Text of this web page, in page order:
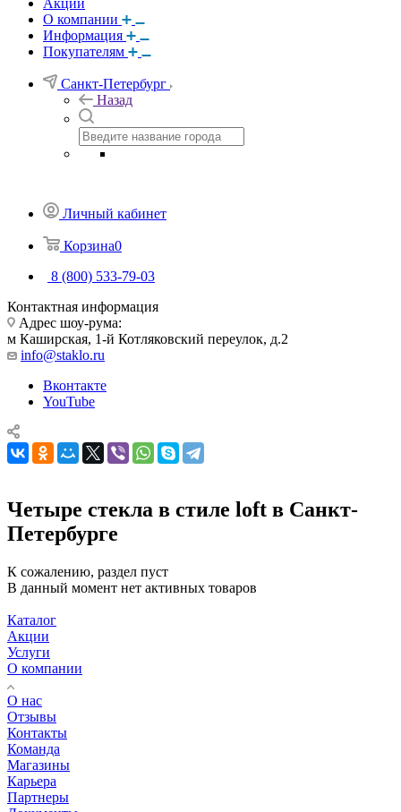
Акции
О компании
Информация
Покупателям
Санкт-Петербург
Назад
Личный кабинет
Корзина0
8 (800) 533-79-03
Контактная информация
Адрес шоу-рума:
м Каширская, 1-й Котляковский переулок, д.2
info@staklo.ru
Вконтакте
YouTube
Четыре стекла в стиле loft в Санкт-
Петербурге
К сожалению, раздел пуст
В данный момент нет активных товаров
Каталог
Акции
Услуги
О компании
О нас
Отзывы
Контакты
Команда
Магазины
Карьера
Партнеры